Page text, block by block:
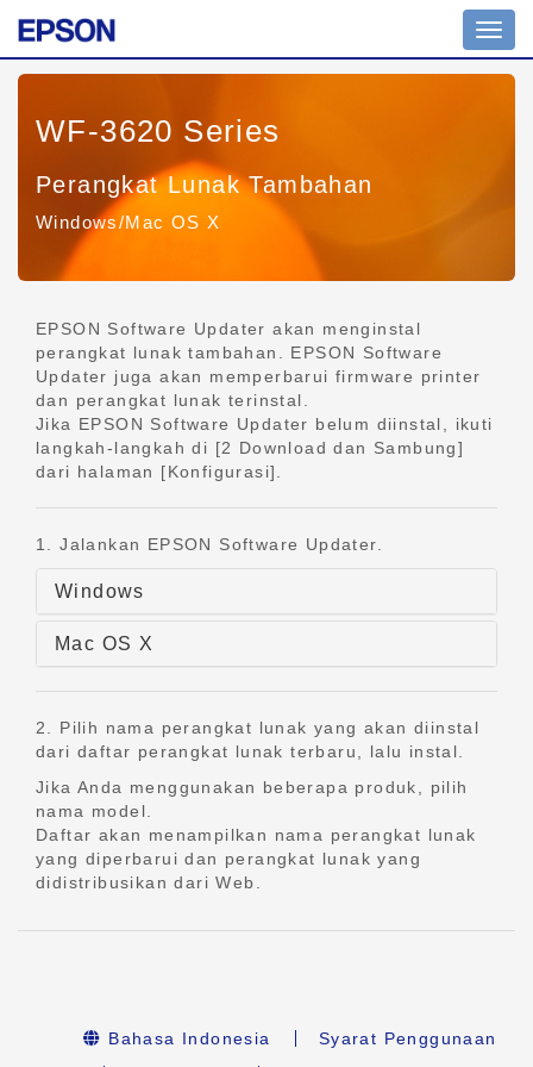
WF-3620 Series
Perangkat Lunak Tambahan
Windows/Mac OS X
EPSON Software Updater akan menginstal
perangkat lunak tambahan. EPSON Software
Updater juga akan memperbarui firmware printer
dan perangkat lunak terinstal.
Jika EPSON Software Updater belum diinstal, ikuti
langkah-langkah di [2 Download dan Sambung]
dari halaman [Konfigurasi].
1. Jalankan EPSON Software Updater.
Windows
Mac OS X
2. Pilih nama perangkat lunak yang akan diinstal
dari daftar perangkat lunak terbaru, lalu instal.
Jika Anda menggunakan beberapa produk, pilih
nama model.
Daftar akan menampilkan nama perangkat lunak
yang diperbarui dan perangkat lunak yang
didistribusikan dari Web.
Bahasa Indonesia
Syarat Penggunaan